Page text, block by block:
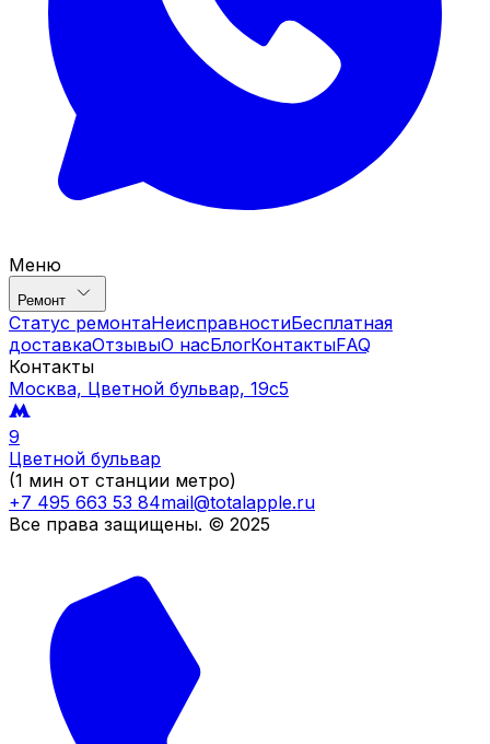
Меню
Ремонт
Статус ремонтаНеисправностиБесплатная
доставкаОтзывыО насБлогКонтактыFAQ
Контакты
Москва, Цветной бульвар, 19c5
9
Цветной бульвар
(1 мин от станции метро)
+7 495 663 53 84mail@totalapple.ru
Все права защищены. © 2025